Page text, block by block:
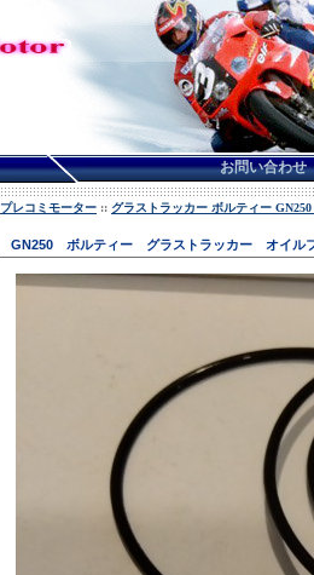
お問い合わせ
プレコミモーター :: グラストラッカー ボルティー
GN250 ボルティー グラストラッカー オイ